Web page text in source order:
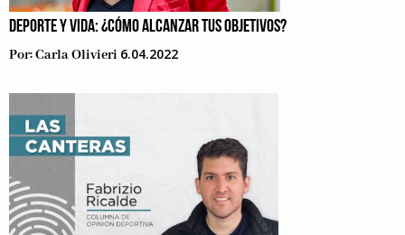
DEPORTE Y VIDA: ¿CÓMO ALCANZAR TUS OBJETIVOS?
Por:Carla Olivieri 6.04.2022